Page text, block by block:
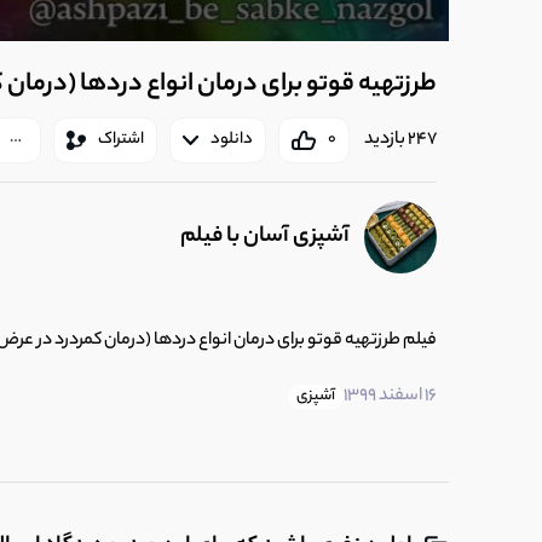
طرزتهیه قوتو برای درمان انواع دردها
0 دانلود اشتراک 247 بازدید
آشپزی آسان با فیلم
فیلم طرزتهیه قوتو برای درمان انواع دردها (درمان کمردرد در
16 اسفند 1399
آشپزی